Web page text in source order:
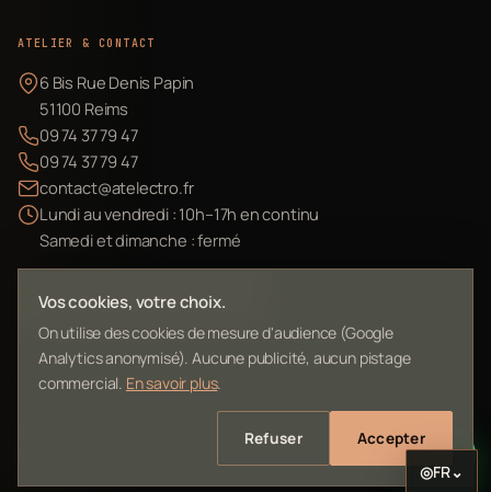
ATELIER & CONTACT
6 Bis Rue Denis Papin
51100 Reims
09 74 37 79 47
09 74 37 79 47
contact@atelectro.fr
Lundi au vendredi : 10h–17h en continu
Samedi et dimanche : fermé
Envoyer mon matériel
L'Atelier Electro Reims — SIRET 10261022700013
Vos cookies, votre choix.
On utilise des cookies de mesure d'audience (Google
Analytics anonymisé). Aucune publicité, aucun pistage
commercial. En savoir plus.
Refuser Accepter
◎FR⌄